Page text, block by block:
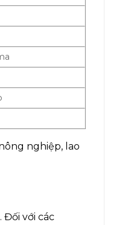
nghiệp, lao
Đối với các